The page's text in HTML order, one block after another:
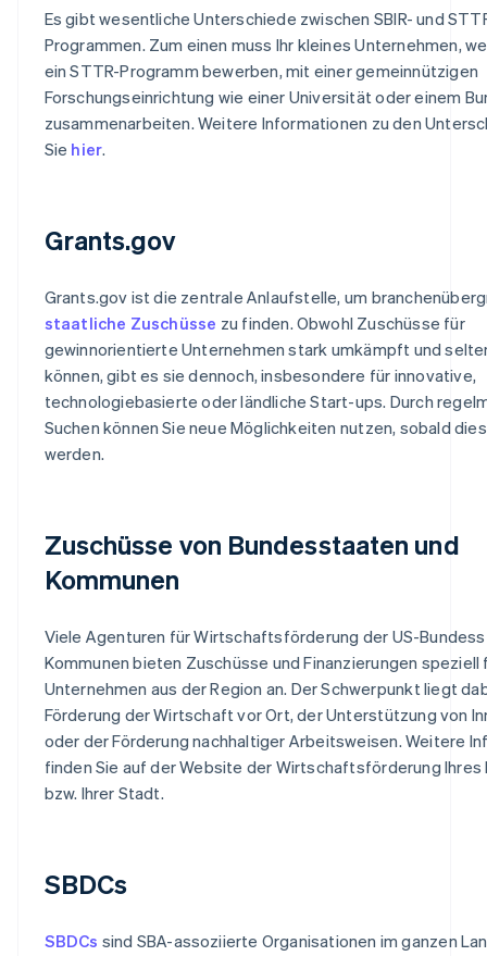
Es gibt wesentliche Unterschiede zwischen SBIR- und
Programmen. Zum einen muss Ihr kleines Unternehmen,
ein STTR-Programm bewerben, mit einer gemeinnützigen
Forschungseinrichtung wie einer Universität oder einem
zusammenarbeiten. Weitere Informationen zu den
Sie hier.
Grants.gov
Grants.gov ist die zentrale Anlaufstelle, um
staatliche Zuschüsse zu finden. Obwohl Zuschüsse für
gewinnorientierte Unternehmen stark umkämpft und
können, gibt es sie dennoch, insbesondere für innovative,
technologiebasierte oder ländliche Start-ups. Durch
Suchen können Sie neue Möglichkeiten nutzen, sobald
werden.
Zuschüsse von Bundesstaaten und
Kommunen
Viele Agenturen für Wirtschaftsförderung der US-
Kommunen bieten Zuschüsse und Finanzierungen speziell
Unternehmen aus der Region an. Der Schwerpunkt liegt
Förderung der Wirtschaft vor Ort, der Unterstützung von
oder der Förderung nachhaltiger Arbeitsweisen. Weitere
finden Sie auf der Website der Wirtschaftsförderung
bzw. Ihrer Stadt.
SBDCs
SBDCs sind SBA-assoziierte Organisationen im ganzen